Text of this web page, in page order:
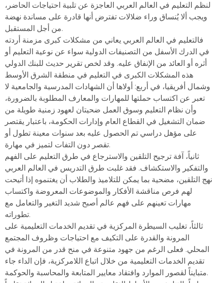
لنظم التعليم في العالم العربي العاجزة عن تلبية احتياجات الحاضر،
ويجب ألا يُنساق وراء ضلالات تفترض أنها قادرة على مساندة نهضة
من أجل المستقبل.
فالتعليم في العالم العربي يعاني من مشكلات كبرى مزمنة أردته
في الدرك الأسفل من التصنيفات الدولية سواء عن نوعية التعليم أو
أثره أو العائد من الإنفاق عليه. وقد لخص تقرير حديث للبنك الدولي
هذه المشكلات الكبرى في التعليم في منطقة الشرق الأوسط
وشمال أفريقيا، في أربع: أولاها أن الشهادات المدرسية والجامعية لا
تعبر عن اكتساب حملتها للمهارات والمعارف المطلوبة بالضرورة،
وأن نظام التعليم وسوق العمل ضحيتان لعهود زمنية طويلة من
ضمان التشغيل في القطاع العام وإدارات الحكومة، باعتبار يقتصر
على مؤهل دراسي تم الحصول عليه بعد سنوات معينة تطول أو
تقصر دون التفات لتميز في مهارة.
ثانياً، آفة ترجيح التلقين والاسترجاع في طرق التعليم على الفهم
والتفكير والاستكشاف. فقد غلبت طرق التدريس في العالم العربي
نهج التلقين، مضحية بما يمكن للتلاميذ والطلاب أن يغتنموه إذا أتيحت
لهم فرص مناقشة الأفكار والموضوعات المعروضة واكتساب
مهارات تعينهم على فهم عالم أصبح شديد التغير والتعامل مع
تطوراته.
ثالثاً، تغليب السيطرة المركزية في تقديم الخدمات التعليمية على
المرونة والقدرة على التكيف مع احتياجات وظروف المجتمع
المحلي. فعلى الرغم من جهود متنوعة في منح قدر من المرونة في
تقديم الخدمات التعليمية من خلال اتباع اللامركزية، فإن الداء جاء
متبايناً لقصور الموارد وافتقاد معايير المتابعة والمحاسبة والحوكمة.